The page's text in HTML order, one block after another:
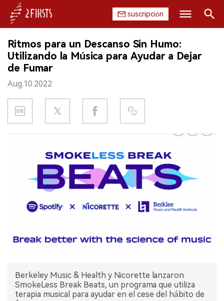
suscripción
INICIO
EMPRESA
PRODUCTO
REGULACIÓN
EXPOSICIÓN
Ritmos para un Descanso Sin Humo:
Utilizando la Música para Ayudar a Dejar
de Fumar
Aug.10.2022
Berkeley Music & Health y Nicorette lanzaron
SmokeLess Break Beats, un programa que utiliza
terapia musical para ayudar en el cese del hábito de